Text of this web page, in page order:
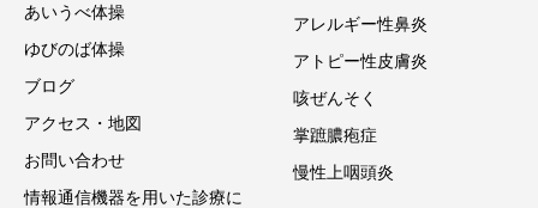
あいうべ体操
ゆびのば体操
ブログ
アクセス・地図
お問い合わせ
情報通信機器を用いた診療に
アレルギー性鼻炎
アトピー性皮膚炎
咳ぜんそく
掌蹠膿疱症
慢性上咽頭炎